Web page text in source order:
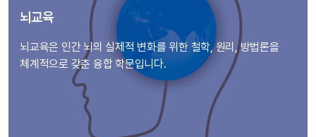
뇌교육
뇌교육은 인간 뇌의 실제적 변화를 위한 철학, 원리, 방법론을
체계적으로 갖춘 융합 학문입니다.